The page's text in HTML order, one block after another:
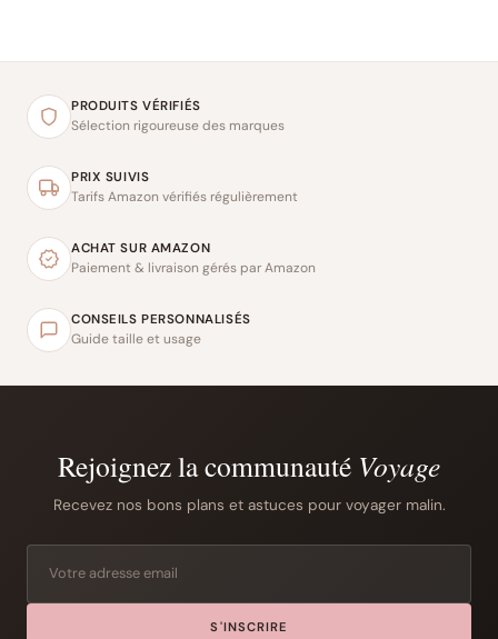
PRODUITS VÉRIFIÉS
Sélection rigoureuse des marques
PRIX SUIVIS
Tarifs Amazon vérifiés régulièrement
ACHAT SUR AMAZON
Paiement & livraison gérés par Amazon
CONSEILS PERSONNALISÉS
Guide taille et usage
Rejoignez la communauté Voyage
Recevez nos bons plans et astuces pour voyager malin.
S'INSCRIRE